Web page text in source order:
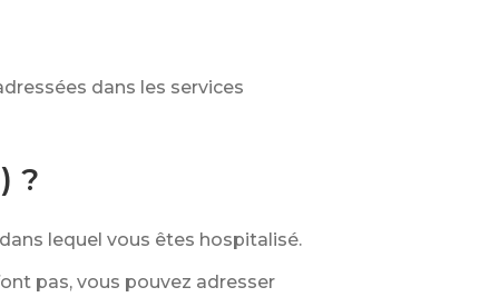
dans les services
?
lequel vous êtes hospitalisé.
pas, vous pouvez adresser